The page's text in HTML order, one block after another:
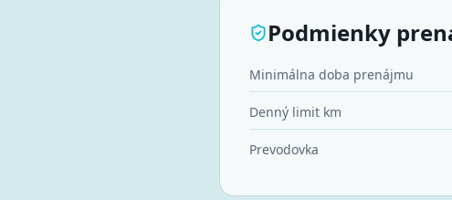
Podmienky
Minimálna doba prenájmu
Denný limit km
Prevodovka